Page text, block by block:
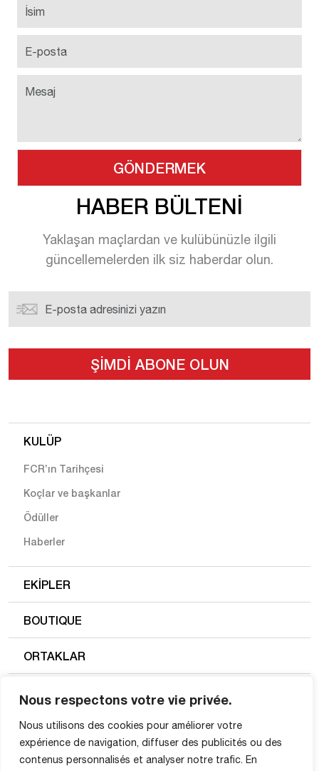
Nous respectons votre vie privée.
Nous utilisons des cookies pour améliorer votre
expérience de navigation, diffuser des publicités ou des
contenus personnalisés et analyser notre trafic. En
HABER BÜLTENİ
Yaklaşan maçlardan ve kulübünüzle ilgili
güncellemelerden ilk siz haberdar olun.
KULÜP
FCR’ın Tarihçesi
Koçlar ve başkanlar
Ödüller
Haberler
EKIPLER
BOUTIQUE
ORTAKLAR
Türkçe